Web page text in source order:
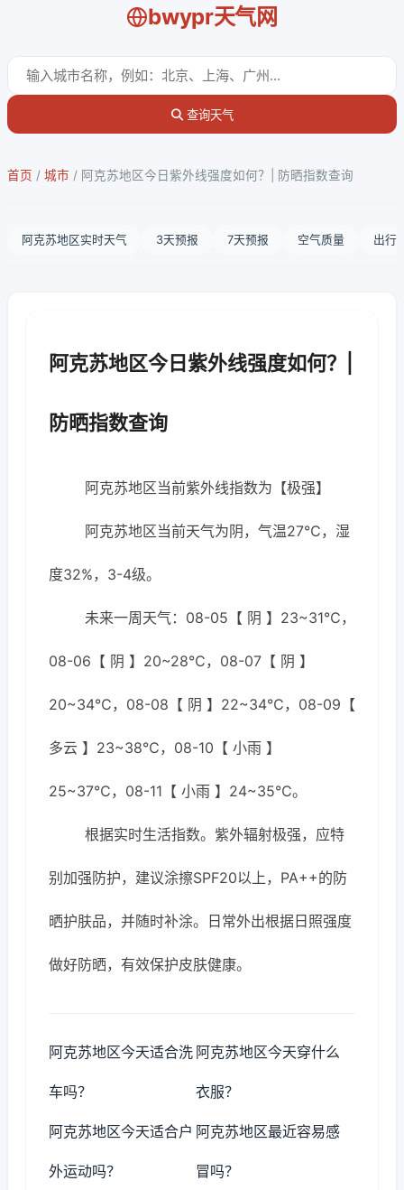
bwypr天气网
查询天气
首页 / 城市 / 阿克苏地区今日紫外线强度如何？| 防晒指数查询
阿克苏地区实时天气 3天预报 7天预报 空气质量 出行
阿克苏地区今日紫外线强度如何？|
防晒指数查询
阿克苏地区当前紫外线指数为【极强】
阿克苏地区当前天气为阴，气温27℃，湿
度32%，3-4级。
未来一周天气：08-05【 阴 】23~31℃，
08-06【 阴 】20~28℃，08-07【 阴 】
20~34℃，08-08【 阴 】22~34℃，08-09【
多云 】23~38℃，08-10【 小雨 】
25~37℃，08-11【 小雨 】24~35℃。
根据实时生活指数。紫外辐射极强，应特
别加强防护，建议涂擦SPF20以上，PA++的防
晒护肤品，并随时补涂。日常外出根据日照强度
做好防晒，有效保护皮肤健康。
阿克苏地区今天适合洗
车吗？
阿克苏地区今天穿什么
衣服？
阿克苏地区今天适合户
外运动吗？
阿克苏地区最近容易感
冒吗？